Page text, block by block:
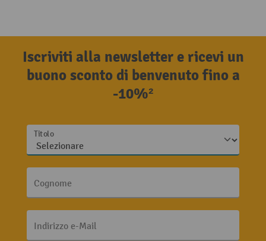
Iscriviti alla newsletter e ricevi un
buono sconto di benvenuto fino a
-10%²
Titolo
Cognome
Indirizzo e-Mail